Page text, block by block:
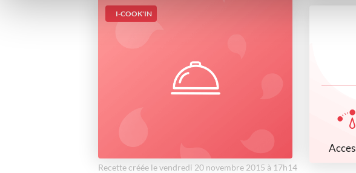
I-COOK'IN
Recette créée le vendredi 20 novembre 2015 à 17h14